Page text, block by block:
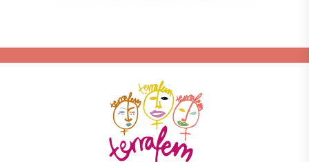
Aktuellt
Publikationer